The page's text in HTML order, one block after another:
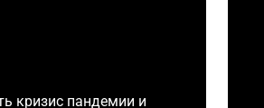
кризис пандемии и